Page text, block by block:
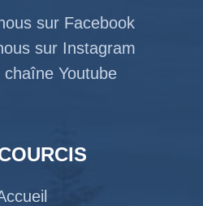
sur Facebook
sur Instagram
chaîne Youtube